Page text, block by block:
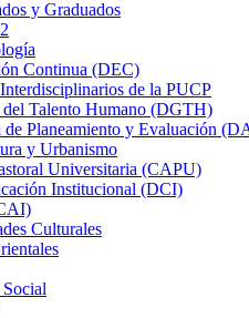
y Graduados
Continua (DEC)
de la PUCP
Talento Humano (DGTH)
Planeamiento y Evaluación
y Urbanismo
Universitaria (CAPU)
Institucional (DCI)
Culturales